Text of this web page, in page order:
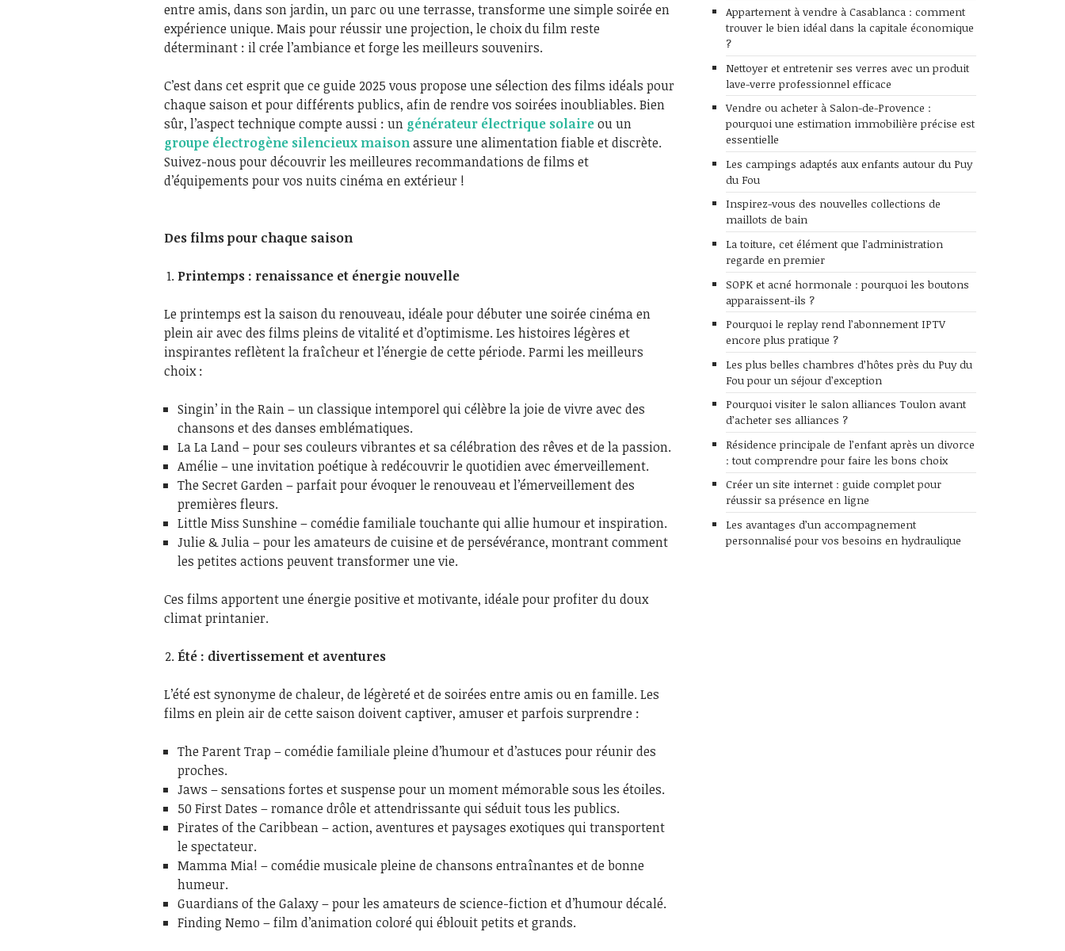
entre amis, dans son jardin, un parc ou une terrasse, transforme une simple soirée en
expérience unique. Mais pour réussir une projection, le choix du film reste
déterminant : il crée l’ambiance et forge les meilleurs souvenirs.
C’est dans cet esprit que ce guide 2025 vous propose une sélection des films idéals pour
chaque saison et pour différents publics, afin de rendre vos soirées inoubliables. Bien
sûr, l’aspect technique compte aussi : un générateur électrique solaireou un
groupe électrogène silencieux maisonassure une alimentation fiable et discrète.
Suivez-nous pour découvrir les meilleures recommandations de films et
d’équipements pour vos nuits cinéma en extérieur !
Des films pour chaque saison
Printemps : renaissance et énergie nouvelle
Le printemps est la saison du renouveau, idéale pour débuter une soirée cinéma en
plein air avec des films pleins de vitalité et d’optimisme. Les histoires légères et
inspirantes reflètent la fraîcheur et l’énergie de cette période. Parmi les meilleurs
choix :
Singin’ in the Rain – un classique intemporel qui célèbre la joie de vivre avec des
chansons et des danses emblématiques.
La La Land – pour ses couleurs vibrantes et sa célébration des rêves et de la passion.
Amélie – une invitation poétique à redécouvrir le quotidien avec émerveillement.
The Secret Garden – parfait pour évoquer le renouveau et l’émerveillement des
premières fleurs.
Little Miss Sunshine – comédie familiale touchante qui allie humour et inspiration.
Julie & Julia – pour les amateurs de cuisine et de persévérance, montrant comment
les petites actions peuvent transformer une vie.
Ces films apportent une énergie positive et motivante, idéale pour profiter du doux
climat printanier.
Été : divertissement et aventures
L’été est synonyme de chaleur, de légèreté et de soirées entre amis ou en famille. Les
films en plein air de cette saison doivent captiver, amuser et parfois surprendre :
The Parent Trap – comédie familiale pleine d’humour et d’astuces pour réunir des
proches.
Jaws – sensations fortes et suspense pour un moment mémorable sous les étoiles.
50 First Dates – romance drôle et attendrissante qui séduit tous les publics.
Pirates of the Caribbean – action, aventures et paysages exotiques qui transportent
le spectateur.
Mamma Mia! – comédie musicale pleine de chansons entraînantes et de bonne
humeur.
Guardians of the Galaxy – pour les amateurs de science-fiction et d’humour décalé.
Finding Nemo – film d’animation coloré qui éblouit petits et grands.
Appartement à vendre à Casablanca : comment
trouver le bien idéal dans la capitale économique
?
Nettoyer et entretenir ses verres avec un produit
lave-verre professionnel efficace
Vendre ou acheter à Salon-de-Provence :
pourquoi une estimation immobilière précise est
essentielle
Les campings adaptés aux enfants autour du Puy
du Fou
Inspirez-vous des nouvelles collections de
maillots de bain
La toiture, cet élément que l’administration
regarde en premier
SOPK et acné hormonale : pourquoi les boutons
apparaissent-ils ?
Pourquoi le replay rend l’abonnement IPTV
encore plus pratique ?
Les plus belles chambres d’hôtes près du Puy du
Fou pour un séjour d’exception
Pourquoi visiter le salon alliances Toulon avant
d’acheter ses alliances ?
Résidence principale de l’enfant après un divorce
: tout comprendre pour faire les bons choix
Créer un site internet : guide complet pour
réussir sa présence en ligne
Les avantages d’un accompagnement
personnalisé pour vos besoins en hydraulique